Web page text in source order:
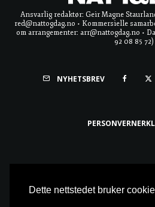
Ansvarlig redaktør: Geir Magne
red@nattogdag.no • Kommersielle
om arrangementer: arr@nattogdag.no •
92 08 85 72)
NYHETSBREV
Dette nettstedet bruker